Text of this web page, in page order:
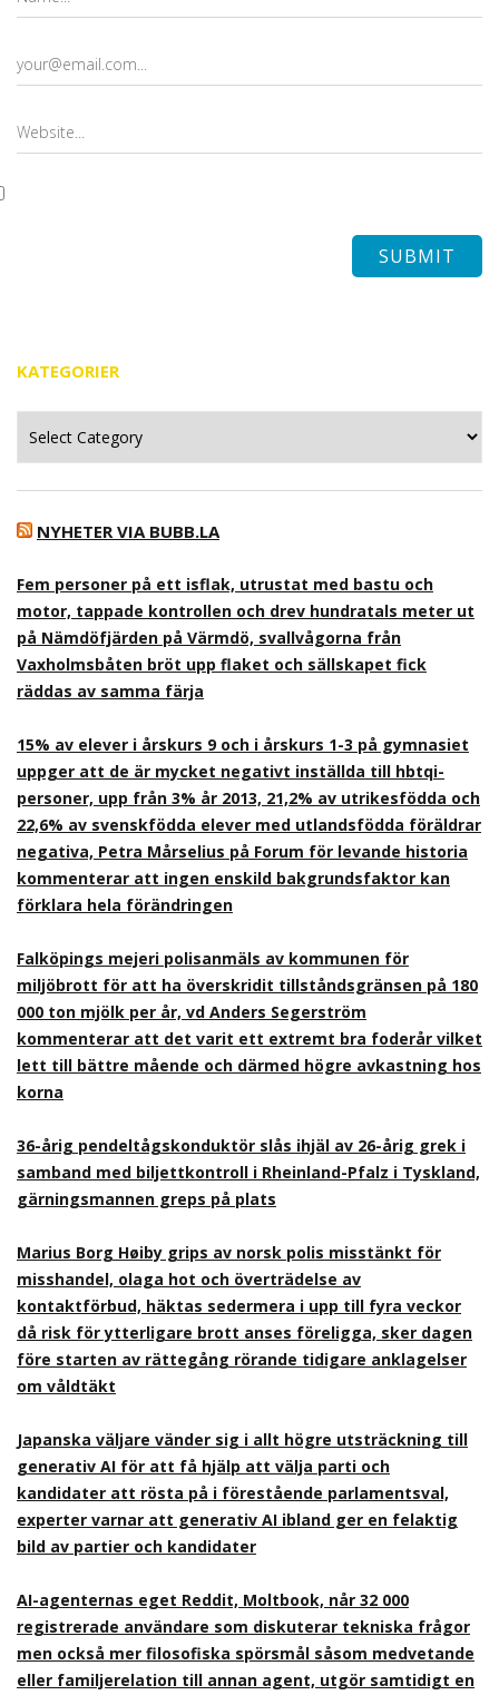
KATEGORIER
NYHETER VIA BUBB.LA
Fem personer på ett isflak, utrustat med bastu och
motor, tappade kontrollen och drev hundratals meter ut
på Nämdöfjärden på Värmdö, svallvågorna från
Vaxholmsbåten bröt upp flaket och sällskapet fick
räddas av samma färja
15% av elever i årskurs 9 och i årskurs 1-3 på gymnasiet
uppger att de är mycket negativt inställda till hbtqi-
personer, upp från 3% år 2013, 21,2% av utrikesfödda och
22,6% av svenskfödda elever med utlandsfödda föräldrar
negativa, Petra Mårselius på Forum för levande historia
kommenterar att ingen enskild bakgrundsfaktor kan
förklara hela förändringen
Falköpings mejeri polisanmäls av kommunen för
miljöbrott för att ha överskridit tillståndsgränsen på 180
000 ton mjölk per år, vd Anders Segerström
kommenterar att det varit ett extremt bra foderår vilket
lett till bättre mående och därmed högre avkastning hos
korna
36-årig pendeltågskonduktör slås ihjäl av 26-årig grek i
samband med biljettkontroll i Rheinland-Pfalz i Tyskland,
gärningsmannen greps på plats
Marius Borg Høiby grips av norsk polis misstänkt för
misshandel, olaga hot och överträdelse av
kontaktförbud, häktas sedermera i upp till fyra veckor
då risk för ytterligare brott anses föreligga, sker dagen
före starten av rättegång rörande tidigare anklagelser
om våldtäkt
Japanska väljare vänder sig i allt högre utsträckning till
generativ AI för att få hjälp att välja parti och
kandidater att rösta på i förestående parlamentsval,
experter varnar att generativ AI ibland ger en felaktig
bild av partier och kandidater
AI-agenternas eget Reddit, Moltbook, når 32 000
registrerade användare som diskuterar tekniska frågor
men också mer filosofiska spörsmål såsom medvetande
eller familjerelation till annan agent, utgör samtidigt en